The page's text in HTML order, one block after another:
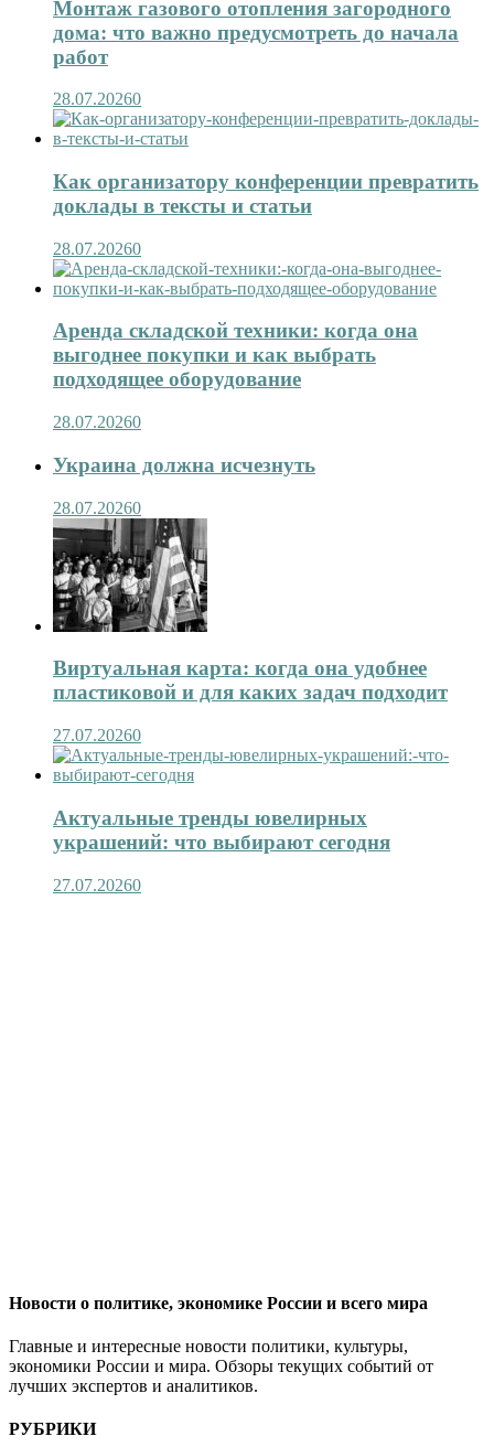
Монтаж газового отопления загородного
дома: что важно предусмотреть до начала
работ
28.07.20260
Как организатору конференции превратить
доклады в тексты и статьи
28.07.20260
Аренда складской техники: когда она
выгоднее покупки и как выбрать
подходящее оборудование
28.07.20260
Украина должна исчезнуть
28.07.20260
Виртуальная карта: когда она удобнее
пластиковой и для каких задач подходит
27.07.20260
Актуальные тренды ювелирных
украшений: что выбирают сегодня
27.07.20260
Новости о политике, экономике России и всего мира
Главные и интересные новости политики, культуры,
экономики России и мира. Обзоры текущих событий от
лучших экспертов и аналитиков.
РУБРИКИ